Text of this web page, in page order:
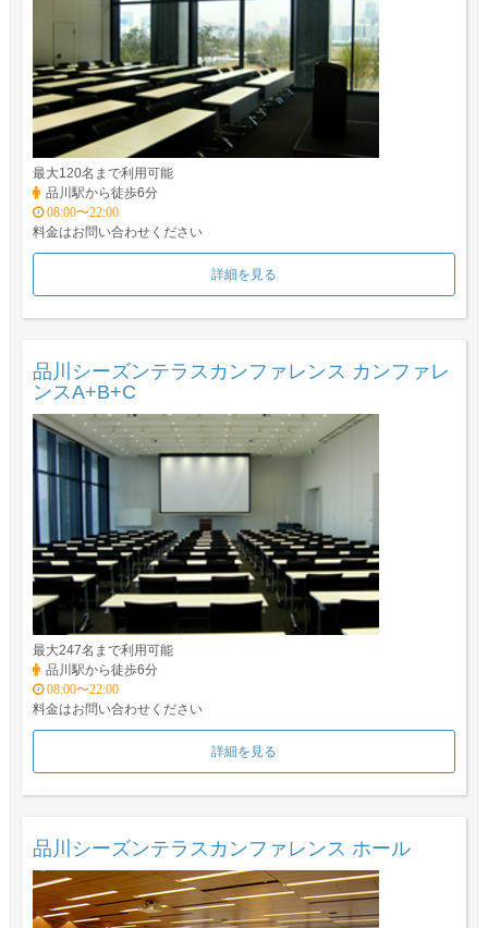
最大120名まで利用可能
品川駅から徒歩6分
08:00〜22:00
料金はお問い合わせください
詳細を見る
品川シーズンテラスカンファレンス カンファレ
ンスA+B+C
最大247名まで利用可能
品川駅から徒歩6分
08:00〜22:00
料金はお問い合わせください
詳細を見る
品川シーズンテラスカンファレンス ホール